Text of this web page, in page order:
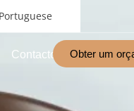
Portuguese
Contacto Obter um